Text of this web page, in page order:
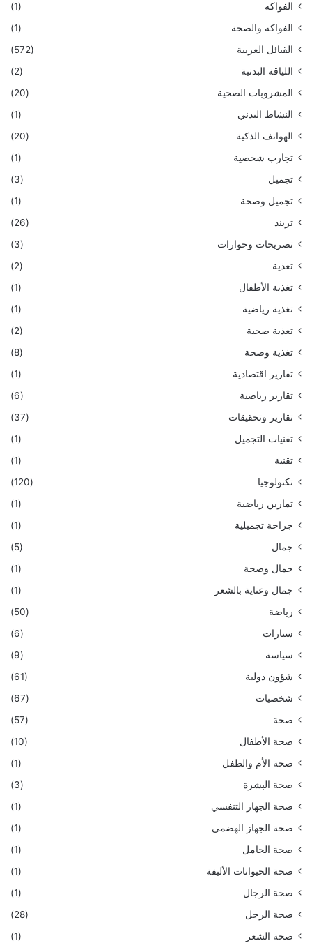
الفواكه
(1)
الفواكه والصحة
(1)
القبائل العربية
(572)
اللياقة البدنية
(2)
المشروبات الصحية
(20)
النشاط البدني
(1)
الهواتف الذكية
(20)
تجارب شخصية
(1)
تجميل
(3)
تجميل وصحة
(1)
تريند
(26)
تصريحات وحوارات
(3)
تغذية
(2)
تغذية الأطفال
(1)
تغذية رياضية
(1)
تغذية صحية
(2)
تغذية وصحة
(8)
تقارير اقتصادية
(1)
تقارير رياضية
(6)
تقارير وتحقيقات
(37)
تقنيات التجميل
(1)
تقنية
(1)
تكنولوجيا
(120)
تمارين رياضية
(1)
جراحة تجميلية
(1)
جمال
(5)
جمال وصحة
(1)
جمال وعناية بالشعر
(1)
رياضة
(50)
سيارات
(6)
سياسة
(9)
شؤون دولية
(61)
شخصيات
(67)
صحة
(57)
صحة الأطفال
(10)
صحة الأم والطفل
(1)
صحة البشرة
(3)
صحة الجهاز التنفسي
(1)
صحة الجهاز الهضمي
(1)
صحة الحامل
(1)
صحة الحيوانات الأليفة
(1)
صحة الرجال
(1)
صحة الرجل
(28)
صحة الشعر
(1)